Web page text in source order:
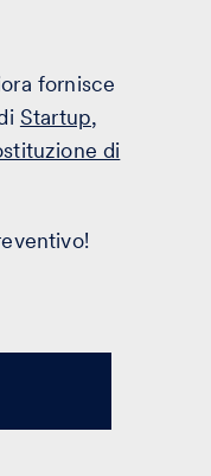
fornisce
Startup,
di